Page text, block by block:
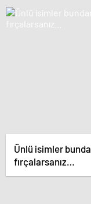
Ünlü isimler
fırçalarsanız…